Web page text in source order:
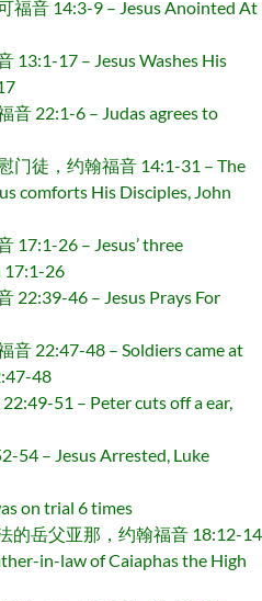
福音 14:3-9 – Jesus Anointed At
13:1-17 – Jesus Washes His
22:1-6 – Judas agrees to
门徒，约翰福音 14:1-31 – The
comforts His Disciples, John
17:1-26 – Jesus’ three
17:1-26
22:39-46 – Jesus Prays For
音 22:47-48 – Soldiers came at
48
51 – Peter cuts off a ear,
54 – Jesus Arrested, Luke
on trial 6 times
的岳父亚那，约翰福音 18:12-14
in-law of Caiaphas the High